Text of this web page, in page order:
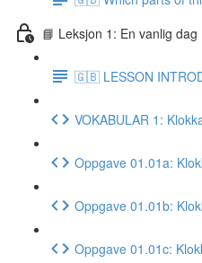
📘 Leksjon 1: En vanlig dag
🇬🇧 LESSON
VOKABULAR 1:
Oppgave 01.01a:
Oppgave 01.01b:
Oppgave 01.01c: